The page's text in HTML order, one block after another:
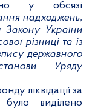
у обсязі
надходжень,
Закону України
різниці та із
державного
Уряду
ліквідації за
виділено